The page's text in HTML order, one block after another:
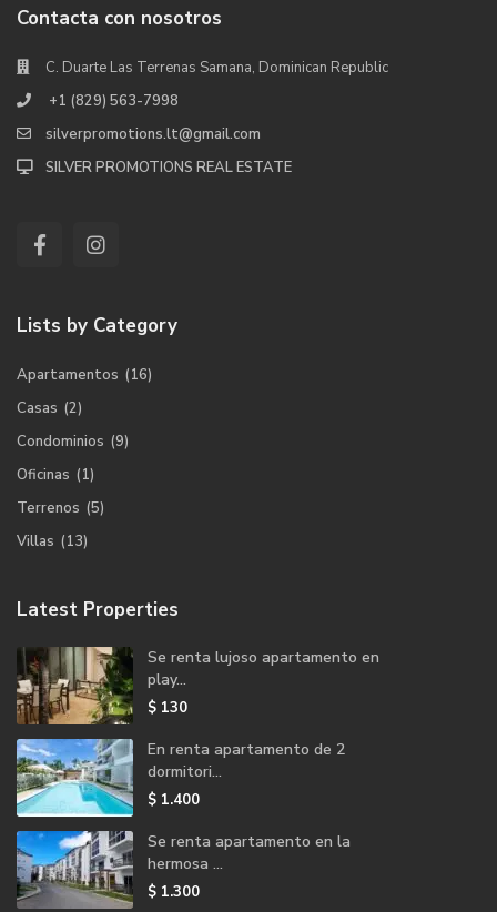
Contacta con nosotros
C. Duarte Las Terrenas Samana, Dominican Republic
+1 (829) 563-7998
silverpromotions.lt@gmail.com
SILVER PROMOTIONS REAL ESTATE
Lists by Category
Apartamentos (16)
Casas (2)
Condominios (9)
Oficinas (1)
Terrenos (5)
Villas (13)
Latest Properties
Se renta lujoso apartamento en
play...
$ 130
En renta apartamento de 2
dormitori...
$ 1.400
Se renta apartamento en la
hermosa ...
$ 1.300